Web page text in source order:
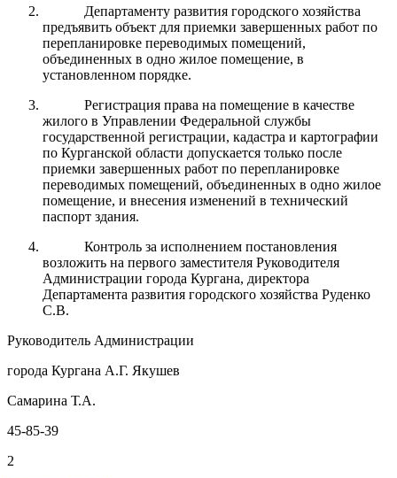
Департаменту развития городского хозяйства
предъявить объект для приемки завершенных работ по
перепланировке переводимых помещений,
объединенных в одно жилое помещение, в
установленном порядке.
Регистрация права на помещение в качестве
жилого в Управлении Федеральной службы
государственной регистрации, кадастра и картографии
по Курганской области допускается только после
приемки завершенных работ по перепланировке
переводимых помещений, объединенных в одно жилое
помещение, и внесения изменений в технический
паспорт здания.
Контроль за исполнением постановления
возложить на первого заместителя Руководителя
Администрации города Кургана, директора
Департамента развития городского хозяйства Руденко
С.В.
Руководитель Администрации
города Кургана А.Г. Якушев
Самарина Т.А.
45-85-39
2